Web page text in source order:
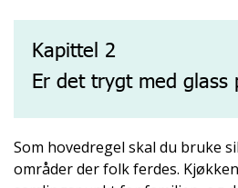
Kapittel 2
Er det trygt med glass
Som hovedregel skal du bruke
områder der folk ferdes.